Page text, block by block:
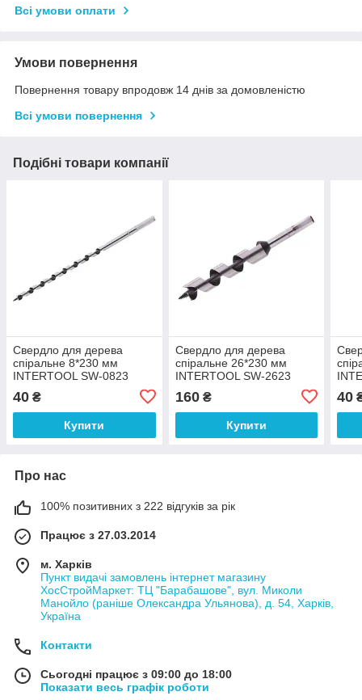
Всі умови оплати
Умови повернення
Повернення товару впродовж 14 днів за домовленістю
Всі умови повернення
Подібні товари компанії
Свердло для дерева
спіральне 8*230 мм
INTERTOOL SW-0823
40 ₴
Купити
Свердло для дерева
спіральне 26*230 мм
INTERTOOL SW-2623
160₴
Купити
40
Про нас
100% позитивних з 222 відгуків за рік
Працює з 27.03.2014
м. Харків
Пункт видачі замовлень інтернет магазину
ХосСтройМаркет: ТЦ "Барабашове", вул. Миколи
Манойло (раніше Олександра Ульянова), д. 54, Харків,
Україна
Контакти
Сьогодні працює з 09:00 до 18:00
Показати весь графік роботи